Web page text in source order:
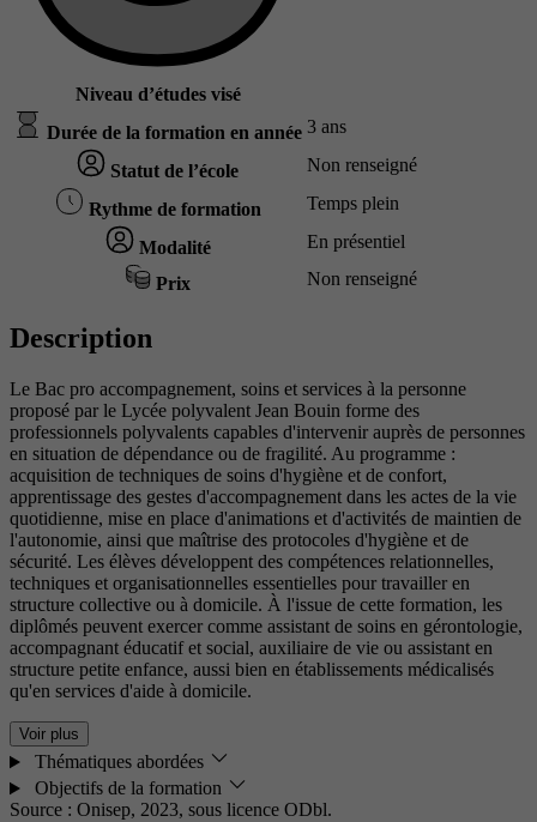
Niveau d’études visé
Durée de la formation en année 3 ans
Statut de l’école Non renseigné
Rythme de formation Temps plein
Modalité En présentiel
Prix Non renseigné
Description
Le Bac pro accompagnement, soins et services à la personne
proposé par le Lycée polyvalent Jean Bouin forme des
professionnels polyvalents capables d'intervenir auprès de personnes
en situation de dépendance ou de fragilité. Au programme :
acquisition de techniques de soins d'hygiène et de confort,
apprentissage des gestes d'accompagnement dans les actes de la vie
quotidienne, mise en place d'animations et d'activités de maintien de
l'autonomie, ainsi que maîtrise des protocoles d'hygiène et de
sécurité. Les élèves développent des compétences relationnelles,
techniques et organisationnelles essentielles pour travailler en
structure collective ou à domicile. À l'issue de cette formation, les
diplômés peuvent exercer comme assistant de soins en gérontologie,
accompagnant éducatif et social, auxiliaire de vie ou assistant en
structure petite enfance, aussi bien en établissements médicalisés
qu'en services d'aide à domicile.
Voir plus
Thématiques abordées
Objectifs de la formation
Source : Onisep, 2023, sous licence ODbl.